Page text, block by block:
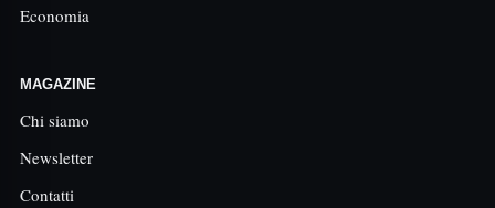
Economia
MAGAZINE
Chi siamo
Newsletter
Contatti